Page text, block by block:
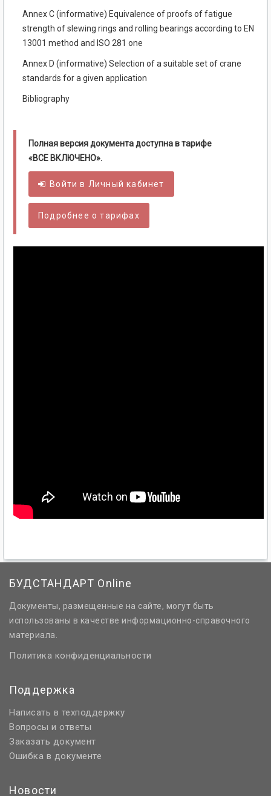
Annex C (informative) Equivalence of proofs of fatigue
strength of slewing rings and rolling bearings according to EN
13001 method and ISO 281 one
Annex D (informative) Selection of a suitable set of crane
standards for a given application
Bibliography
Полная версия документа доступна в тарифе
«ВСЕ ВКЛЮЧЕНО».
Войти в Личный кабинет
Подробнее о тарифах
БУДСТАНДАРТ Online
Документы, размещенные на сайте, могут быть
использованы в качестве информационно-справочного
материала.
Политика конфиденциальности
Поддержка
Написать в техподдержку
Вопросы и ответы
Заказать документ
Ошибка в документе
Новости